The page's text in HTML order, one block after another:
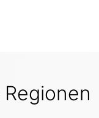
Regionen